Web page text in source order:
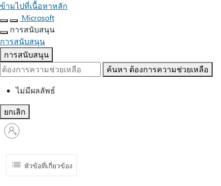
ข้ามไปที่เนื้อหาหลัก
Microsoft
การสนับสนุน
การสนับสนุน
การสนับสนุน
ค้นหา ต้องการความช่วยเหลือ
ไม่มีผลลัพธ์
ยกเลิก
ลงชื่อ
เข้า
บัญชี
ของ
หัวข้อที่เกี่ยวข้อง